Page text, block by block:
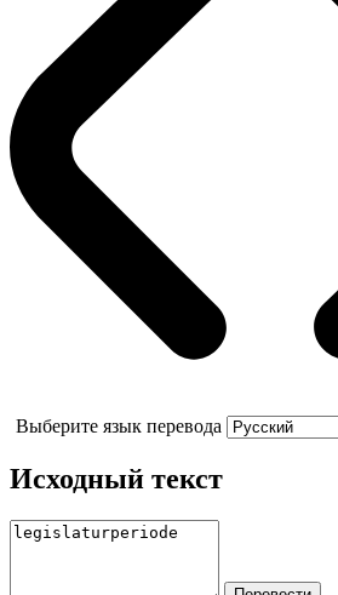
Выберите язык перевода
Исходный текст